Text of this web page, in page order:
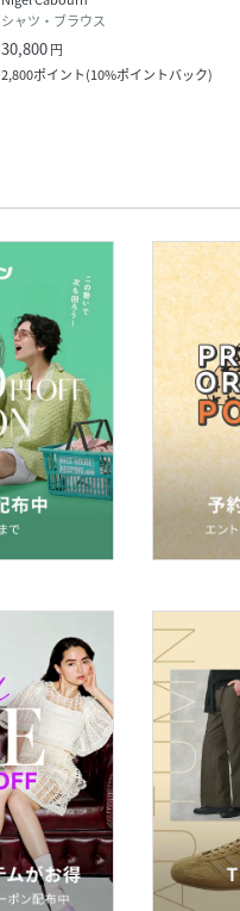
シャツ・ブラウス
30,800円
2,800ポイント(10%ポイントバック)